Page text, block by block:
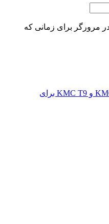
مرورگر برای زمانی که